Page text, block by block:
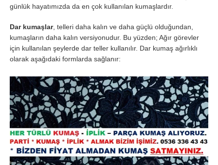
günlük hayatımızda da en çok kullanılan kumaşlardır.
Dar kumaşlar, telleri daha kalın ve daha güçlü olduğundan,
kumaşların daha kalın versiyonudur. Bu yüzden; Ağır görevler
için kullanılan şeylerde dar teller kullanılır. Dar kumaş ağırlıklı
olarak aşağıdaki formlarda sağlanır: